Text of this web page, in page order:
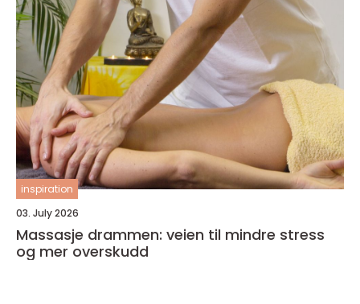
inspiration
03. July 2026
Massasje drammen: veien til mindre stress
og mer overskudd